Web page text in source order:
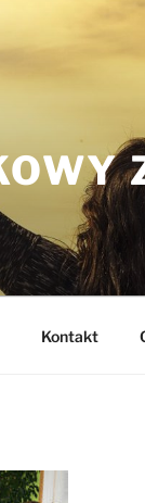
Kontakt